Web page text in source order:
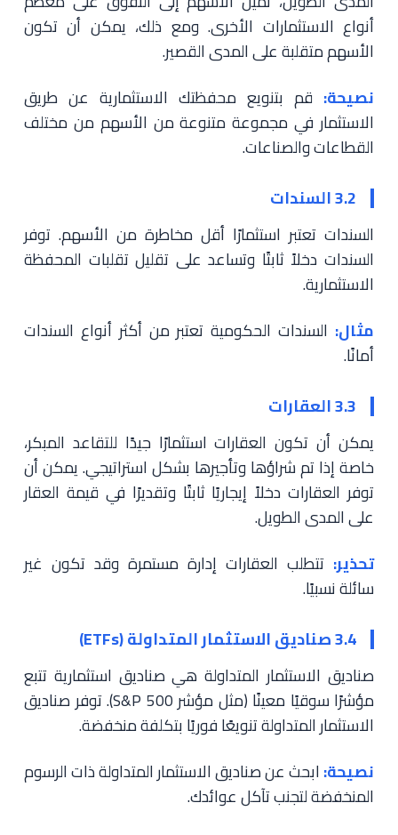
أنواع الاستثمارات الأخرى. ومع ذلك، يمكن أن تكون
الأسهم متقلبة على المدى القصير.
نصيحة: قم بتنويع محفظتك الاستثمارية عن طريق
الاستثمار في مجموعة متنوعة من الأسهم من مختلف
القطاعات والصناعات.
3.2 السندات
السندات تعتبر استثمارًا أقل مخاطرة من الأسهم. توفر
السندات دخلاً ثابتًا وتساعد على تقليل تقلبات المحفظة
الاستثمارية.
مثال: السندات الحكومية تعتبر من أكثر أنواع السندات
أمانًا.
3.3 العقارات
يمكن أن تكون العقارات استثمارًا جيدًا للتقاعد المبكر،
خاصة إذا تم شراؤها وتأجيرها بشكل استراتيجي. يمكن أن
توفر العقارات دخلاً إيجاريًا ثابتًا وتقديرًا في قيمة العقار
على المدى الطويل.
تحذير: تتطلب العقارات إدارة مستمرة وقد تكون غير
سائلة نسبيًا.
3.4 صناديق الاستثمار المتداولة (ETFs)
صناديق الاستثمار المتداولة هي صناديق استثمارية تتبع
مؤشرًا سوقيًا معينًا (مثل مؤشر S&P 500). توفر صناديق
الاستثمار المتداولة تنويعًا فوريًا بتكلفة منخفضة.
نصيحة: ابحث عن صناديق الاستثمار المتداولة ذات الرسوم
المنخفضة لتجنب تآكل عوائدك.